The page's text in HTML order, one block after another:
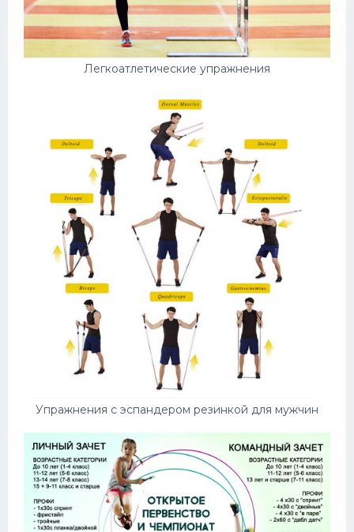
Легкоатлетические упражнения
Упражнения с эспандером резинкой для мужчин